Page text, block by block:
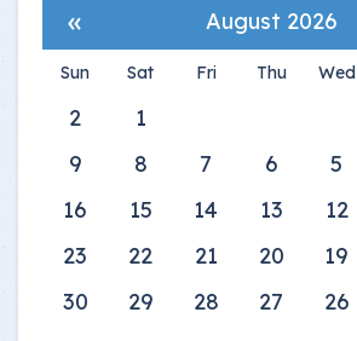
August 2026
»
Wed
Thu
Fri
Sat
Sun
1
2
5
6
7
8
9
12
13
14
15
16
19
20
21
22
23
26
27
28
29
30